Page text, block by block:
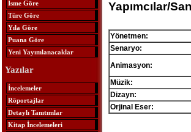
İsme Göre
Türe Göre
Yıla Göre
Puana Göre
Yeni Yayımlanacaklar
Yazılar
İncelemeler
Röportajlar
Detaylı Tanıtımlar
Kitap İncelemeleri
Yapımcılar/
Yönetmen:
Senaryo:
Animasyon:
Müzik:
Dizayn:
Orjinal Eser: